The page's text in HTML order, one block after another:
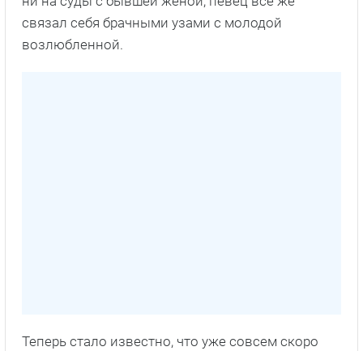
связал себя брачными узами с молодой
возлюбленной.
Теперь стало известно, что уже совсем скоро